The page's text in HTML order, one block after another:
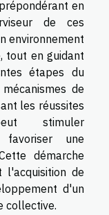
en
de ces
environnement
tout en guidant
étapes du
de
les réussites
stimuler
une
démarche
l'acquisition de
d'un
collective.